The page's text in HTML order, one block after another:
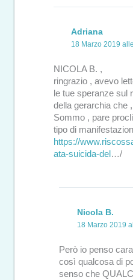
Adriana
18 Marzo 2019
NICOLA B. ,
ringrazio , avevo
le tue speranze sul
della gerarchia che
Sommo , pare
tipo di
https://
ata-suicida-del …/
Nicola B.
18 Marzo 2019
Però io penso
così qualcosa di
senso che